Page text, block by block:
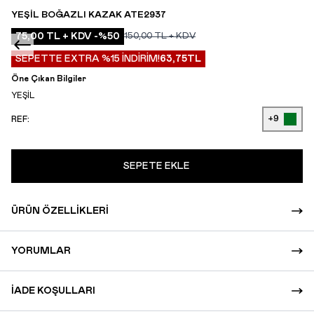
YEŞIL BOĞAZLI KAZAK ATE2937
75,00 TL + KDV -%50 150,00TL + KDV
SEPETTE EXTRA %15 İNDİRİM!63,75TL
Öne Çıkan Bilgiler
YEŞİL
REF: +9
SEPETE EKLE
ÜRÜN ÖZELLIKLERI
YORUMLAR
İADE KOŞULLARI